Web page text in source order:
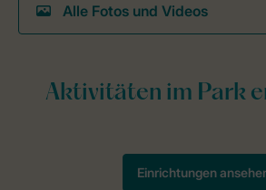
Alle Fotos und Videos